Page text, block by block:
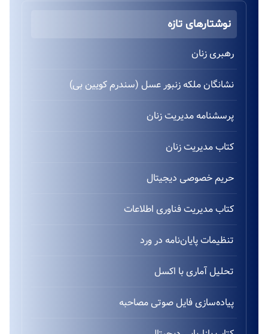
نوشتارهای تازه
رهبری زنان
نشانگان ملکه زنبور عسل (سندرم کویین بی)
پرسشنامه مدیریت زنان
کتاب مدیریت زنان
حریم خصوصی دیجیتال
کتاب مدیریت فناوری اطلاعات
تنظیمات پایان‌نامه در ورد
تحلیل آماری با اکسل
پیاده‌سازی فایل صوتی مصاحبه